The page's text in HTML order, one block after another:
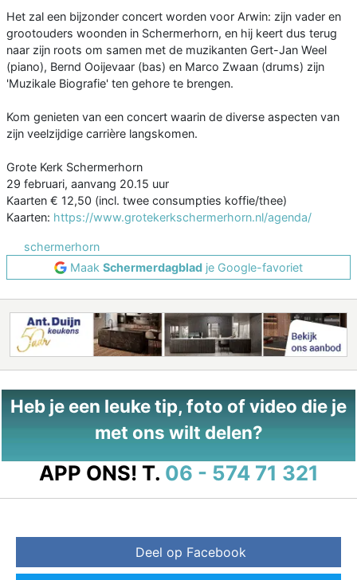
Het zal een bijzonder concert worden voor Arwin: zijn vader en
grootouders woonden in Schermerhorn, en hij keert dus terug
naar zijn roots om samen met de muzikanten Gert-Jan Weel
(piano), Bernd Ooijevaar (bas) en Marco Zwaan (drums) zijn
'Muzikale Biografie' ten gehore te brengen.
Kom genieten van een concert waarin de diverse aspecten van
zijn veelzijdige carrière langskomen.
Grote Kerk Schermerhorn
29 februari, aanvang 20.15 uur
Kaarten € 12,50 (incl. twee consumpties koffie/thee)
Kaarten: https://www.grotekerkschermerhorn.nl/agenda/
schermerhorn
Maak Schermerdagblad je Google-favoriet
Heb je een leuke tip, foto of video die je
met ons wilt delen?
APP ONS! T. 06 - 574 71 321
Deel op Facebook